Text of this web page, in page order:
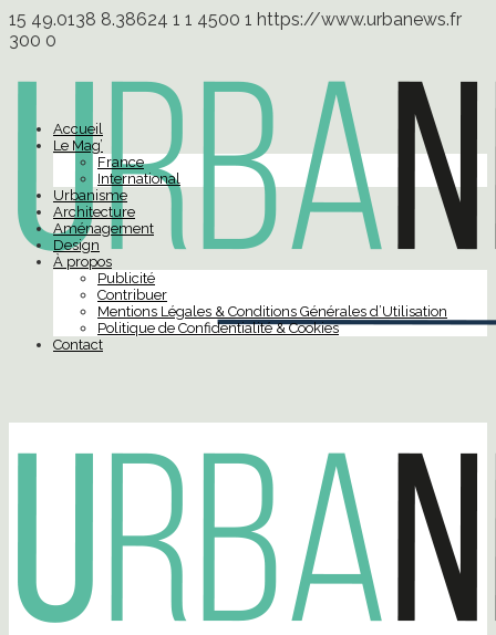
15 49.0138 8.38624 1 1 4500 1 https://www.urbanews.fr
300 0
Accueil
Le Mag’
France
International
Urbanisme
Architecture
Aménagement
Design
À propos
Publicité
Contribuer
Mentions Légales & Conditions Générales d’Utilisation
Politique de Confidentialité & Cookies
Contact